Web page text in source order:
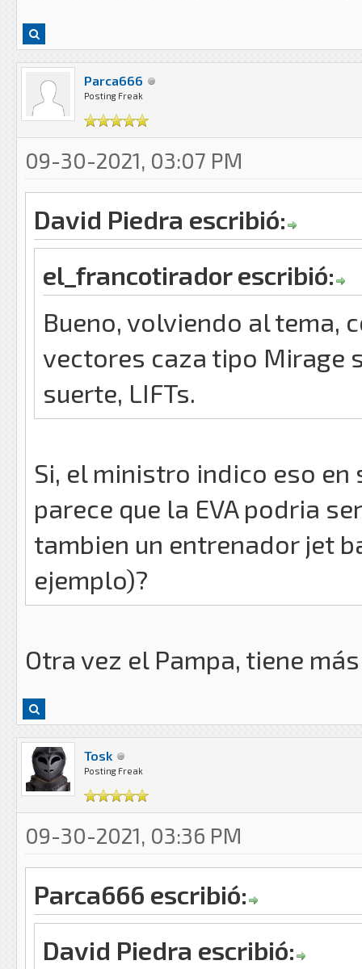
Parca666
Posting Freak
09-30-2021, 03:07 PM
David Piedra escribió:
el_francotirador escribió:
Bueno, volviendo al tema,
vectores caza tipo Mirage
suerte, LIFTs.
Si, el ministro indico eso
parece que la EVA podria
tambien un entrenador jet
ejemplo)?
Otra vez el Pampa, tiene
Tosk
Posting Freak
09-30-2021, 03:36 PM
Parca666 escribió:
David Piedra escribió: